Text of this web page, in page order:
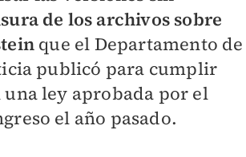
de los archivos sobre
que el Departamento de
publicó para cumplir
una ley aprobada por el
el año pasado.